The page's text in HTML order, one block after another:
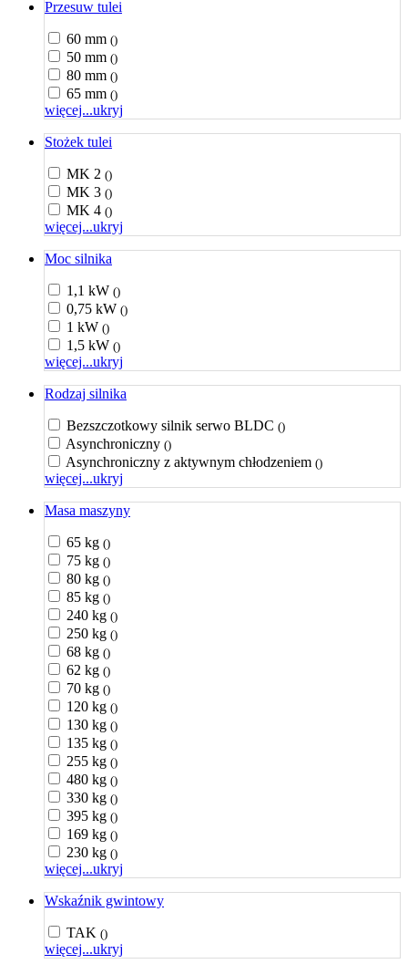
Przesuw tulei
60 mm ()
50 mm ()
80 mm ()
65 mm ()
więcej...ukryj
Stożek tulei
MK 2 ()
MK 3 ()
MK 4 ()
więcej...ukryj
Moc silnika
1,1 kW ()
0,75 kW ()
1 kW ()
1,5 kW ()
więcej...ukryj
Rodzaj silnika
Bezszczotkowy silnik serwo BLDC ()
Asynchroniczny ()
Asynchroniczny z aktywnym chłodzeniem ()
więcej...ukryj
Masa maszyny
65 kg ()
75 kg ()
80 kg ()
85 kg ()
240 kg ()
250 kg ()
68 kg ()
62 kg ()
70 kg ()
120 kg ()
130 kg ()
135 kg ()
255 kg ()
480 kg ()
330 kg ()
395 kg ()
169 kg ()
230 kg ()
więcej...ukryj
Wskaźnik gwintowy
TAK ()
więcej...ukryj